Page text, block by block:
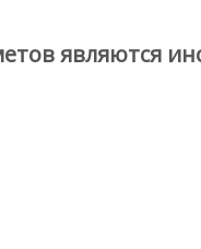
являются